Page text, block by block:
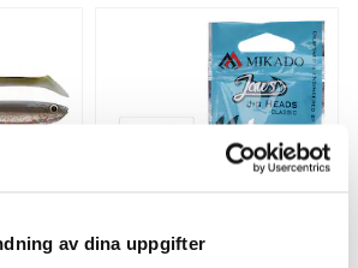
av dina uppgifter